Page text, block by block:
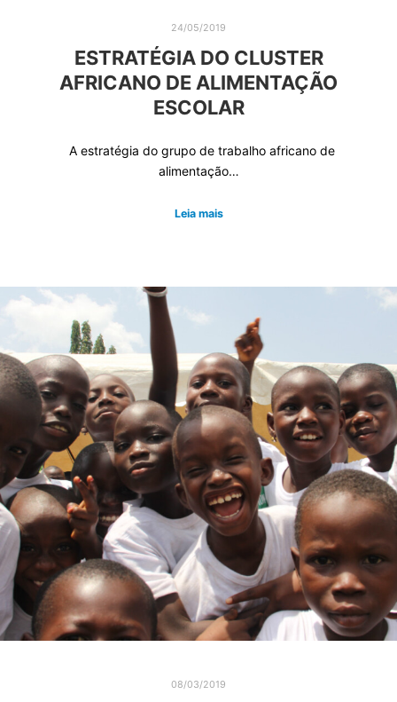
24/05/2019
ESTRATÉGIA DO CLUSTER
AFRICANO DE ALIMENTAÇÃO
ESCOLAR
A estratégia do grupo de trabalho africano de
alimentação…
Leia mais
08/03/2019